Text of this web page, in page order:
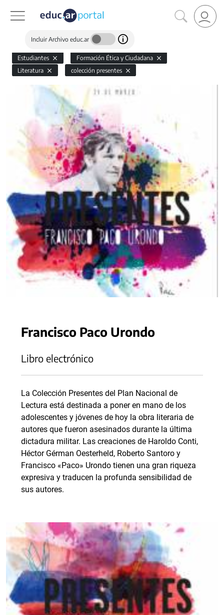
Incluir Archivo educ.ar
Estudiantes
Formación Ética y Ciudadana
Literatura
colección presentes
Francisco Paco Urondo
Libro electrónico
La Colección Presentes del Plan Nacional de
Lectura está destinada a poner en mano de los
adolescentes y jóvenes de hoy la obra literaria de
autores que fueron asesinados durante la última
dictadura militar. Las creaciones de Haroldo Conti,
Héctor Gérman Oesterheld, Roberto Santoro y
Francisco «Paco» Urondo tienen una gran riqueza
expresiva y traducen la profunda sensibilidad de
sus autores.